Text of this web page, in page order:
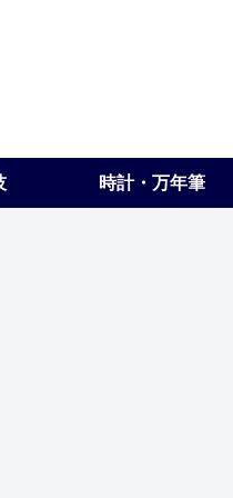
時計・万年筆